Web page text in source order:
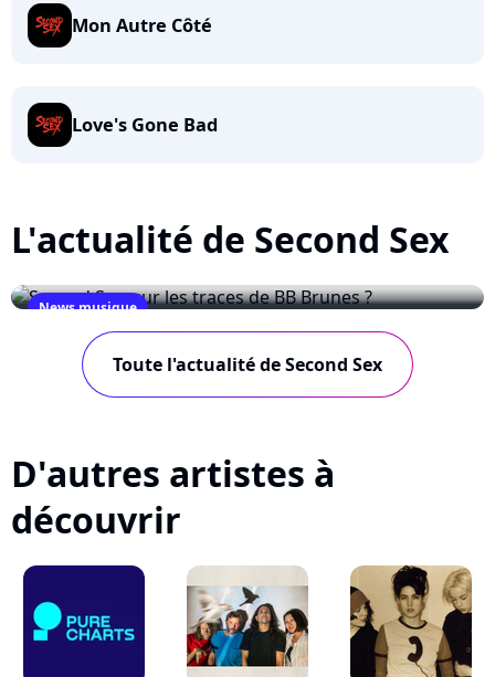
Mon Autre Côté
Love's Gone Bad
L'actualité de Second Sex
News musique
Second Sex, sur les traces de BB Brunes ?
October 23, 2008Toute l'actualité de Second Sex
D'autres artistes à
découvrir